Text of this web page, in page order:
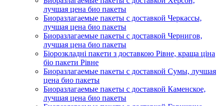
лучшая цена био пакеты
Биоразлагаемые пакеты с доставкой Черкассы,
лучшая цена био пакеты
Биоразлагаемые пакеты с доставкой Чернигов,
лучшая цена био пакеты
Біорозкладні пакети з доставкою Рівне, краща ціна
біо пакети Рівне
Биоразлагаемые пакеты с доставкой Сумы, лучшая
цена био пакеты
Биоразлагаемые пакеты с доставкой Каменское,
лучшая цена био пакеты